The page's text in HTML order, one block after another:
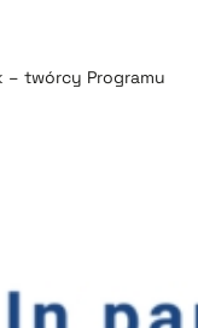
– twórcy Programu